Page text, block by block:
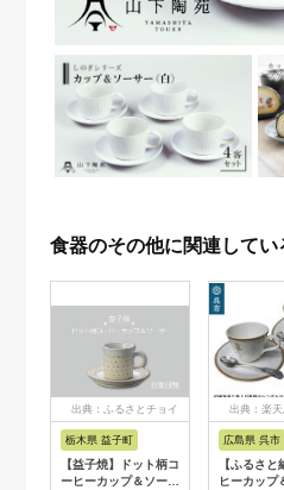
食器のその他に関連して
出典：ふるさとチョイ
栃木県 益子町
【益子焼】ドット柄コ
ーヒーカップ＆ソーサ
出典：楽
広島県 呉市
【ふるさ
ヒーカップ